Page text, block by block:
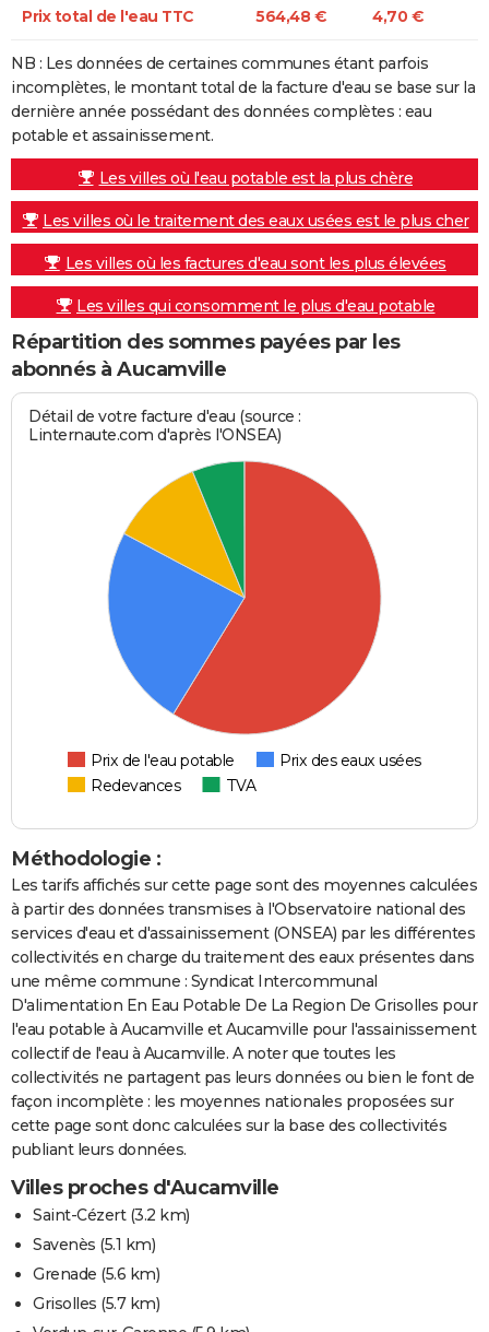
Prix total de l'eau TTC 564,48 € 4,70 €
NB : Les données de certaines communes étant parfois
incomplètes, le montant total de la facture d'eau se base sur la
dernière année possédant des données complètes : eau
potable et assainissement.
Les villes où l'eau potable est la plus chère
Les villes où le traitement des eaux usées est le plus cher
Les villes où les factures d'eau sont les plus élevées
Les villes qui consomment le plus d'eau potable
Répartition des sommes payées par les
abonnés à Aucamville
Détail de votre facture d'eau (source :
Linternaute.com d'après l'ONSEA)
Prix de l'eau potable
Prix des eaux usées
Redevances
TVA
Méthodologie :
Les tarifs affichés sur cette page sont des moyennes calculées
à partir des données transmises à l'Observatoire national des
services d'eau et d'assainissement (ONSEA) par les différentes
collectivités en charge du traitement des eaux présentes dans
une même commune : Syndicat Intercommunal
D'alimentation En Eau Potable De La Region De Grisolles pour
l'eau potable à Aucamville et Aucamville pour l'assainissement
collectif de l'eau à Aucamville. A noter que toutes les
collectivités ne partagent pas leurs données ou bien le font de
façon incomplète : les moyennes nationales proposées sur
cette page sont donc calculées sur la base des collectivités
publiant leurs données.
Villes proches d'Aucamville
Saint-Cézert(3.2 km)
Savenès (5.1 km)
Grenade (5.6 km)
Grisolles (5.7 km)